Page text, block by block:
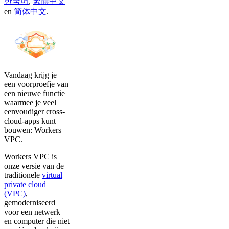
en 简体中文.
Vandaag krijg je
een voorproefje van
een nieuwe functie
waarmee je veel
eenvoudiger cross-
cloud-apps kunt
bouwen: Workers
VPC.
Workers VPC is
onze versie van de
traditionele virtual
private cloud
(VPC),
gemoderniseerd
voor een netwerk
en computer die niet